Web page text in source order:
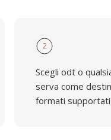
2
Scegli odt o
serva come
formati